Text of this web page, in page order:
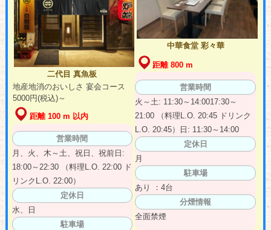
二代目 真魚板
地産地消のおいしさ 宴会コース
5000円(税込)～
距離 100 m 以内
営業時間
月、火、木～土、祝日、祝前日:
18:00～22:30 （料理L.O. 22:00 ド
リンクL.O. 22:00）
定休日
水、日
駐車場
中華食堂 彩々華
距離 800 m
営業時間
火～土: 11:30～14:0017:30～
21:00 （料理L.O. 20:45 ドリンク
L.O. 20:45）日: 11:30～14:00
定休日
月
駐車場
あり ：4台
分煙情報
全面禁煙